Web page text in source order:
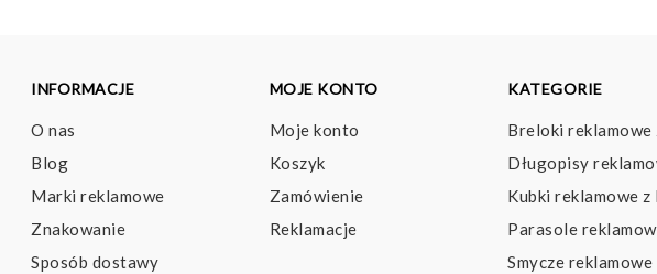
INFORMACJE
O nas
Blog
Marki reklamowe
Znakowanie
Sposób dostawy
MOJE KONTO
Moje konto
Koszyk
Zamówienie
Reklamacje
KATEGORIE
Breloki reklamowe
Długopisy
Kubki reklamowe z
Parasole
Smycze